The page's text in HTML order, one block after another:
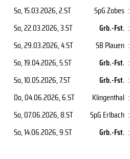
So, 15.03.2026, 2.ST SpG Zobes :
So, 22.03.2026, 3.ST Grb.-Fst. :
So, 29.03.2026, 4.ST SB Plauen :
So, 19.04.2026, 5.ST Grb.-Fst. :
So, 10.05.2026, 7.ST Grb.-Fst. :
Do, 04.06.2026, 6.ST Klingenthal :
So, 07.06.2026, 8.ST SpG Erlbach :
So, 14.06.2026, 9.ST Grb.-Fst. :